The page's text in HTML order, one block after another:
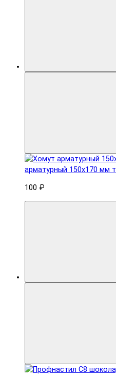
арматурный 150x170 мм
100 ₽